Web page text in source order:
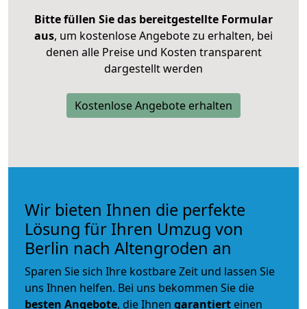
Bitte füllen Sie das bereitgestellte Formular
aus, um kostenlose Angebote zu erhalten, bei
denen alle Preise und Kosten transparent
dargestellt werden
Kostenlose Angebote erhalten
Wir bieten Ihnen die perfekte
Lösung für Ihren Umzug von
Berlin nach Altengroden an
Sparen Sie sich Ihre kostbare Zeit und lassen Sie
uns Ihnen helfen. Bei uns bekommen Sie die
besten Angebote, die Ihnen garantiert einen